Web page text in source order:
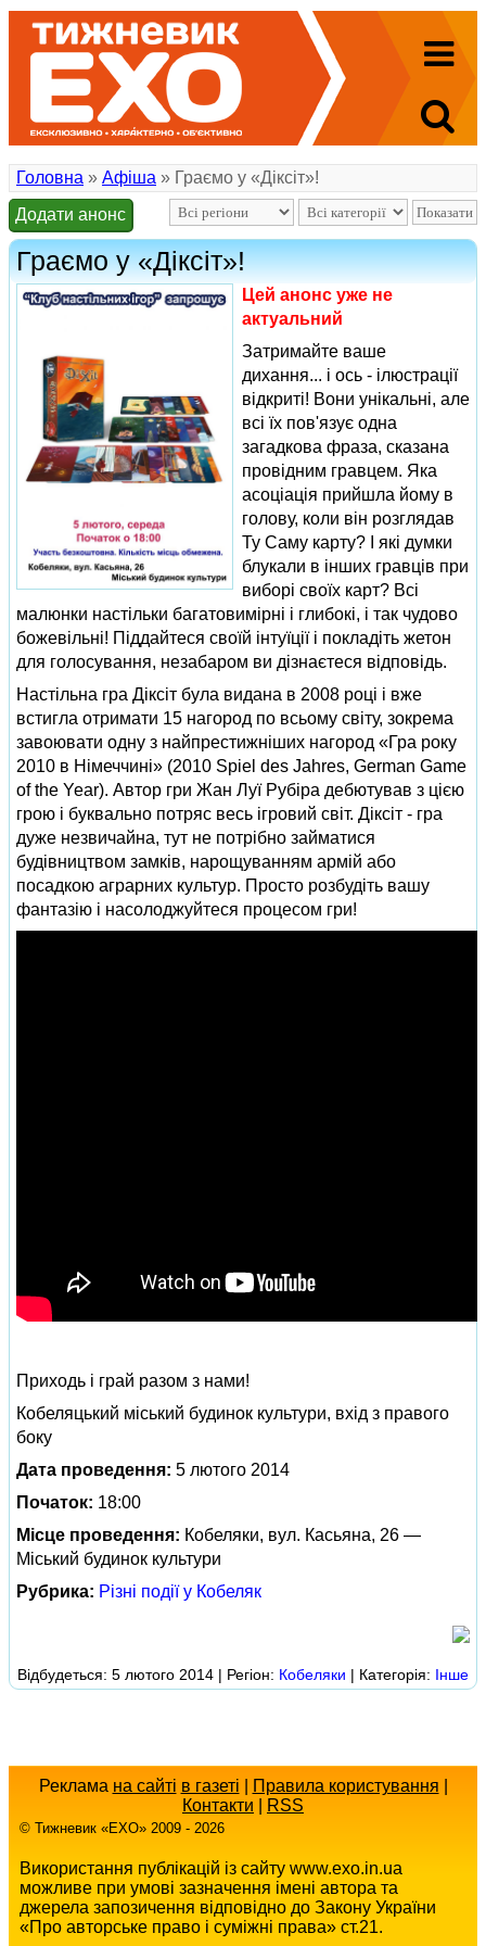
Головна » Афіша » Граємо у «Діксіт»!
Додати анонс
Граємо у «Діксіт»!
Цей анонс уже не
актуальний
Затримайте ваше
дихання... і ось - ілюстрації
відкриті! Вони унікальні, але
всі їх пов'язує одна
загадкова фраза, сказана
провідним гравцем. Яка
асоціація прийшла йому в
голову, коли він розглядав
Ту Саму карту? І які думки
блукали в інших гравців при
виборі своїх карт? Всі
малюнки настільки багатовимірні і глибокі, і так чудово
божевільні! Піддайтеся своїй інтуїції і покладіть жетон
для голосування, незабаром ви дізнаєтеся відповідь.
Настільна гра Діксіт була видана в 2008 році і вже
встигла отримати 15 нагород по всьому світу, зокрема
завоювати одну з найпрестижніших нагород «Гра року
2010 в Німеччині» (2010 Spiel des Jahres, German Game
of the Year). Автор гри Жан Луї Рубіра дебютував з цією
грою і буквально потряс весь ігровий світ. Діксіт - гра
дуже незвичайна, тут не потрібно займатися
будівництвом замків, нарощуванням армій або
посадкою аграрних культур. Просто розбудіть вашу
фантазію і насолоджуйтеся процесом гри!
Приходь і грай разом з нами!
Кобеляцький міський будинок культури, вхід з правого
боку
Дата проведення: 5 лютого 2014
Початок: 18:00
Місце проведення: Кобеляки, вул. Касьяна, 26 —
Міський будинок культури
Рубрика: Різні події у Кобеляк
Відбудеться: 5 лютого 2014 | Регіон: Кобеляки | Категорія: Інше
Реклама на сайті в газеті Правила користування
Контакти
RSS
© Тижневик «EХO» 2009 - 2026
Використання публікацій із сайту www.exo.in.ua
можливе при умові зазначення імені автора та
джерела запозичення відповідно до Закону України
«Про авторське право і суміжні права» ст.21.